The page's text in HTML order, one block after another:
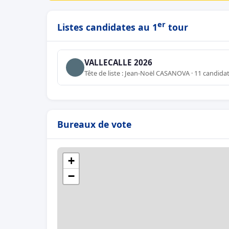
Listes candidates au 1er tour
VALLECALLE 2026
Tête de liste : Jean-Noël CASANOVA · 11
Bureaux de vote
+
−